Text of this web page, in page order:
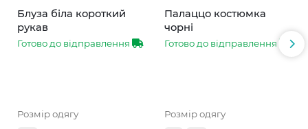
Блуза біла короткий
рукав
Готово до відправлення
Розмір одягу
Палаццо костюмка
чорні
Готово до відправлення
Розмір одягу